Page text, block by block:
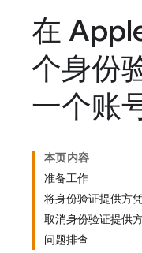
在
个身份
一个账
本页内容
准备工作
将身份验证提供方
取消身份验证提供
问题排查